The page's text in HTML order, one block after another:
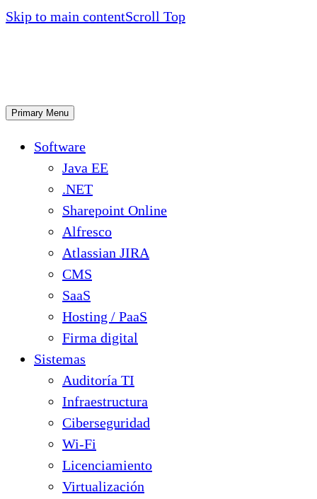
Skip to main contentScroll Top
Primary Menu
Software
Java EE
.NET
Sharepoint Online
Alfresco
Atlassian JIRA
CMS
SaaS
Hosting / PaaS
Firma digital
Sistemas
Auditoría TI
Infraestructura
Ciberseguridad
Wi-Fi
Licenciamiento
Virtualización